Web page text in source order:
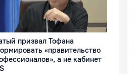
призвал Тофана
«правительство
а не кабинет